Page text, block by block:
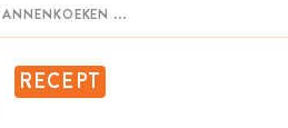
RECEPT